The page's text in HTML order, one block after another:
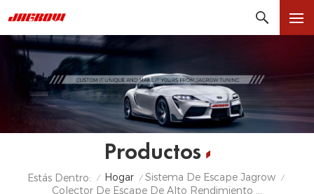
Productos
Estás Dentro: / Hogar / Sistema De Escape Jagrow /